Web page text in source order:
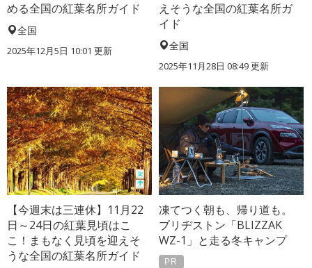
める全国の紅葉名所ガイド
全国
2025年12月5日 10:01 更新
えそうな全国の紅葉名所ガ
イド
全国
2025年11月28日 08:49 更新
【今週末は三連休】11月22
日～24日の紅葉見頃はこ
こ！まもなく見頃を迎えそ
うな全国の紅葉名所ガイド
凍てつく朝も、帰り道も。
ブリヂストン「BLIZZAK
WZ-1」と走る冬キャンプ
PR